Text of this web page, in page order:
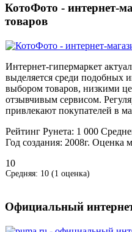
КотоФото - интернет-
товаров
Интернет-гипермаркет
выделяется среди подобных
выбором товаров, низкими
отзывчивым сервисом.
привлекают покупателей в
Рейтинг Рунета: 1 000
Год создания: 2008г. Оценка
10
Средняя: 10 (1 оценка)
Официальный